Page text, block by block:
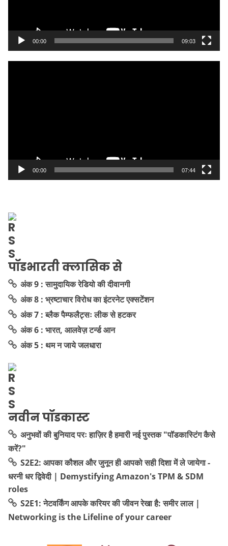
00:00 09:03
00:00 07:44
पॉडभारती क्लासिक से
अंक 9 : सामुदायिक रेडियो की दीवानगी
अंक 8 : भ्रष्टाचार विरोध का इंटरनेट एक्सटेंशन
अंक 7 : ब्लैक पैम्फलैट्सः लीक से हटकर
अंक 6 : भारत, आलवेज़ टर्न्ड आन
अंक 5 : थम न जाये जलधारा
नवीन पॉडकास्ट
अनुभवों की बुनियाद परः हाज़िर है हमारी नई पुस्तक "पॉडकास्टिंग कैसे
करें?"
S2E2: आपका कौशल और जुनून ही आपको सही दिशा में ले जायेगा -
धरनी धर द्विवेदी | Demystifying Amazon's TPM & SDM
roles
S2E1: नेटवर्किंग आपके करियर की जीवन रेखा है: समीर लाल |
Networking is the Lifeline of your career